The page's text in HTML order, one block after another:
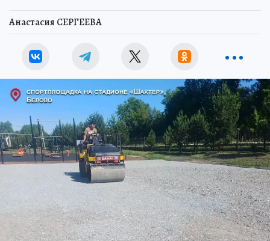
Анастасия СЕРГЕЕВА